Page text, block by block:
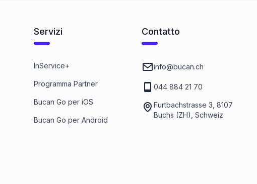
Servizi
InService+
Programma Partner
Bucan Go per iOS
Bucan Go per Android
Contatto
info@bucan.ch
044 884 21 70
Furtbachstrasse 3, 8107
Buchs (ZH), Schweiz